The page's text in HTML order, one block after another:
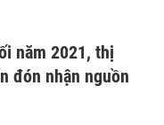
năm 2021, thị
đón nhận nguồn